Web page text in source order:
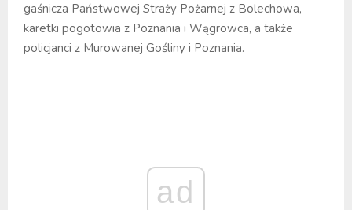
gaśnicza Państwowej Straży Pożarnej z Bolechowa,
karetki pogotowia z Poznania i Wągrowca, a także
policjanci z Murowanej Gośliny i Poznania.
ad